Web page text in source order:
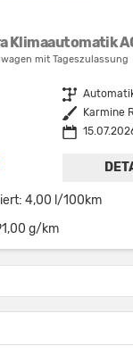
mit Tageszulassung
Getriebe
Außenfarbe
Karmine
4,00 l/100km
g/km